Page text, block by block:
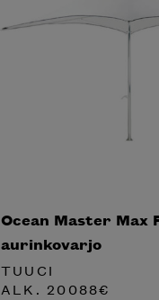
Ocean Master Max
aurinkovarjo
TUUCI
ALK. 20088€